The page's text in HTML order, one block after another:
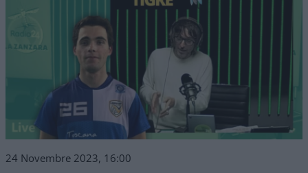
24 Novembre 2023, 16:00